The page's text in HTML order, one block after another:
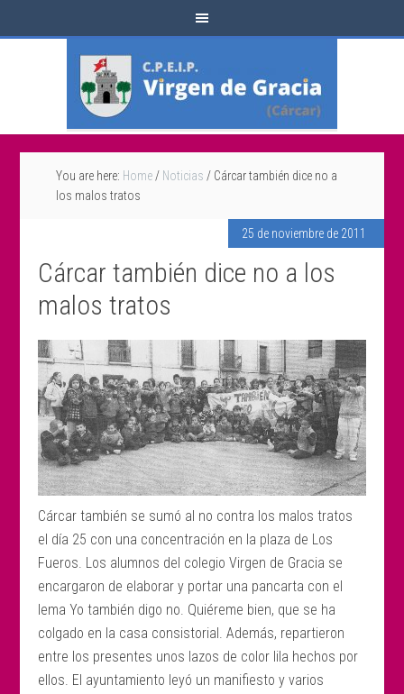
You are here: Home / Noticias / Cárcar también dice no a
los malos tratos
25 de noviembre de 2011
Cárcar también dice no a los
malos tratos
Cárcar también se sumó al no contra los malos tratos
el día 25 con una concentración en la plaza de Los
Fueros. Los alumnos del colegio Virgen de Gracia se
encargaron de elaborar y portar una pancarta con el
lema Yo también digo no. Quiéreme bien, que se ha
colgado en la casa consistorial. Además, repartieron
entre los presentes unos lazos de color lila hechos por
ellos. El ayuntamiento leyó un manifiesto y varios